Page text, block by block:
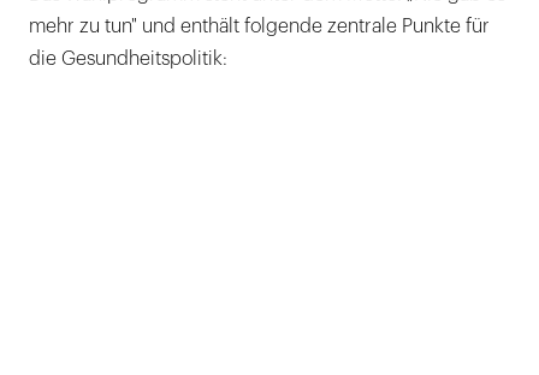
mehr zu tun" und enthält folgende zentrale Punkte für
die Gesundheitspolitik: